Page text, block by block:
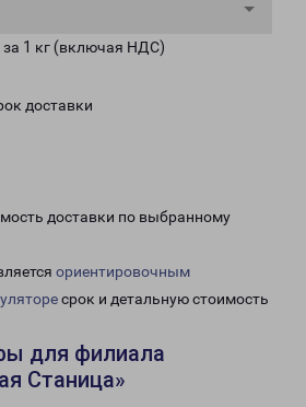
1 кг (включая НДС)
доставки
доставки по выбранному
ориентировочным
срок и детальную стоимость
для филиала
Станица»